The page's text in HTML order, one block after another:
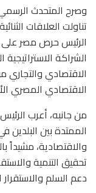
وصرح المتحدث
تناولت العلاقات
الرئيس حرص مصر على
الشراكة
الاقتصادي والتجاري
الاقتصادي المصري
من جانبه، أعرب
الممتدة بين
والاقتصادية، مشيداً
تحقيق التنمية
دعم السلم والاستقرار